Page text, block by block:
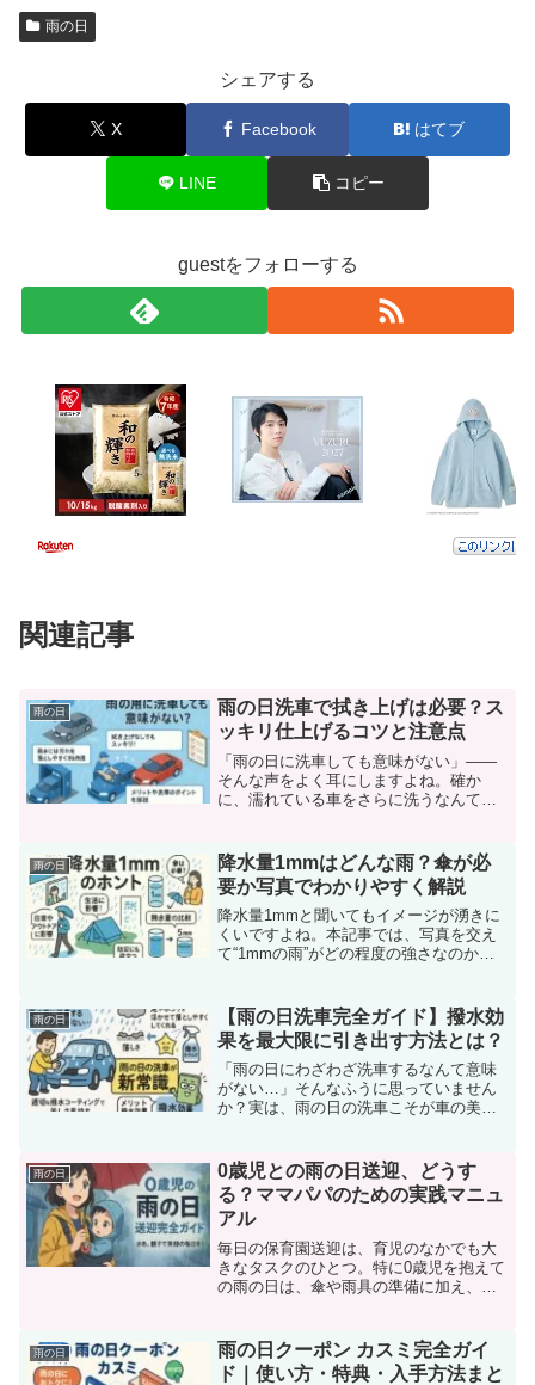
雨の日
シェアする
X Facebook はてブ
LINE コピー
guestをフォローする
関連記事
雨の日
雨の日洗車で拭き上げは必要？ス
ッキリ仕上げるコツと注意点
「雨の日に洗車しても意味がない」――
そんな声をよく耳にしますよね。確か
に、濡れている車をさらに洗うなんて無
工夫次第で拭き上げなしでもピカピカに
仕上げる方法があるのをご存...
雨の日
降水量1mmはどんな雨？傘が必
要か写真でわかりやすく解説
降水量1mmと聞いてもイメージが湧きに
くいですよね。本記事では、写真を交え
て“1mmの雨”がどの程度の強さなのかを
雨の日
【雨の日洗車完全ガイド】撥水効
果を最大限に引き出す方法とは？
「雨の日にわざわざ洗車するなんて意味
がない…」そんなふうに思っていません
か？実は、雨の日の洗車こそが車の美し
控える人が多いですが、その考えはもう
古いかもしれません。雨...
雨の日
0歳児との雨の日送迎、どうす
る？ママパパのための実践マニュ
アル
毎日の保育園送迎は、育児のなかでも大
きなタスクのひとつ。特に0歳児を抱えて
の雨の日は、傘や雨具の準備に加え、赤
ょう。しかし、そんな雨の日の送迎も、
ちょっとしたコツや準備...
雨の日
雨の日クーポン カスミ完全ガイ
ド｜使い方・特典・入手方法まと